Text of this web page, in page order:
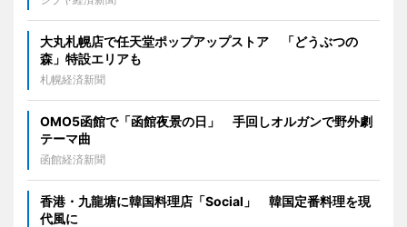
大丸札幌店で任天堂ポップアップストア 「どうぶつの
森」特設エリアも
札幌経済新聞
OMO5函館で「函館夜景の日」 手回しオルガンで野外劇
テーマ曲
函館経済新聞
香港・九龍塘に韓国料理店「Social」 韓国定番料理を現
代風に